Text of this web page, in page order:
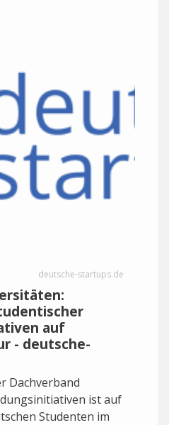
deutsche-startups.de
auf
- deutsche-
Dachverband
ist auf
Studenten im